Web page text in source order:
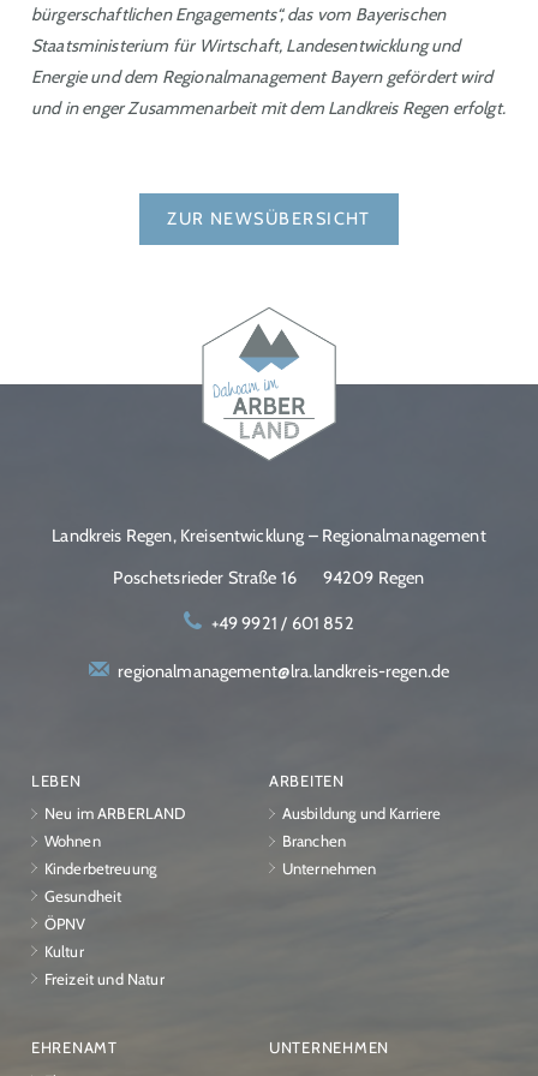
bürgerschaftlichen Engagements“, das vom Bayerischen
Staatsministerium für Wirtschaft, Landesentwicklung und
Energie und dem Regionalmanagement Bayern gefördert wird
und in enger Zusammenarbeit mit dem Landkreis Regen erfolgt.
ZUR NEWSÜBERSICHT
Landkreis Regen, Kreisentwicklung – Regionalmanagement
Poschetsrieder Straße 16
94209 Regen
+49 9921 / 601 852
regionalmanagement@lra.landkreis-regen.de
LEBEN
Neu im ARBERLAND
Wohnen
Kinderbetreuung
Gesundheit
ÖPNV
Kultur
Freizeit und Natur
ARBEITEN
Ausbildung und Karriere
Branchen
Unternehmen
EHRENAMT
UNTERNEHMEN